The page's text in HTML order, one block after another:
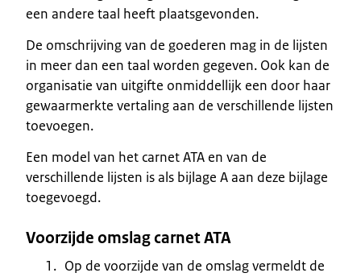
een andere taal heeft plaatsgevonden.
De omschrijving van de goederen mag in de lijsten
in meer dan een taal worden gegeven. Ook kan de
organisatie van uitgifte onmiddellijk een door haar
gewaarmerkte vertaling aan de verschillende lijsten
toevoegen.
Een model van het carnet ATA en van de
verschillende lijsten is als bijlage A aan deze bijlage
toegevoegd.
Voorzijde omslag carnet ATA
Op de voorzijde van de omslag vermeldt de